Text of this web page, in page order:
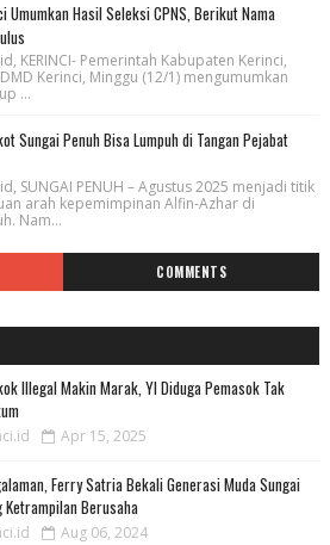
Umumkan Hasil Seleksi CPNS, Berikut Nama
KERINCI- Pemerintah Kabupaten Kerinci,
Kerinci, Minggu (12/1) mengumumkan
...
Sungai Penuh Bisa Lumpuh di Tangan Pejabat
SUNGAI PENUH – Agustus 2025 menjadi titik
arah kepemimpinan Alfin-Azhar di
Nam...
COMMENTS
Illegal Makin Marak, YI Diduga Pemasok Tak
Apr 15, 2025
Ferry Satria Bekali Generasi Muda Sungai
Ketrampilan Berusaha
Aug 06, 2024